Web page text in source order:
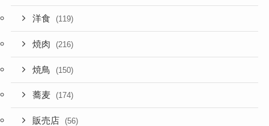
洋食 (119)
焼肉 (216)
焼鳥 (150)
蕎麦 (174)
販売店 (56)